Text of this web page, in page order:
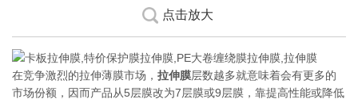
点击放大
在竞争激烈的拉伸薄膜市场， 拉伸膜层数越多就意味着会有更多的
市场份额，因而产品从5层膜改为7层膜或9层膜，靠提高性能或降低